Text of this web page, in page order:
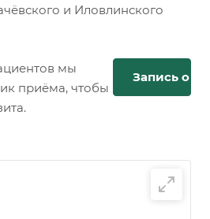
и Иловлинского
мы
приёма, чтобы
Запись